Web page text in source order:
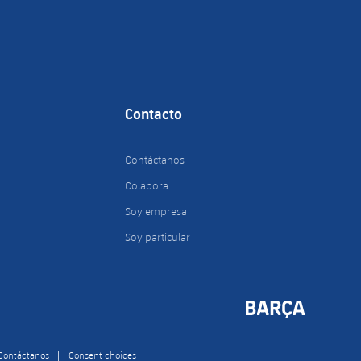
Contacto
Contáctanos
Colabora
Soy empresa
Soy particular
Consent choices